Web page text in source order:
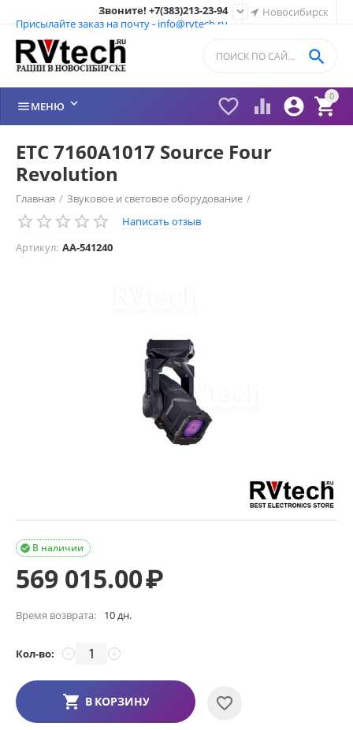
Новосибирск
Звоните! +7(383)213-23-94
Присылайте заказ на почту - info@rvtech.ru

0


 

МЕНЮ 
ETC 7160A1017 Source Four
Revolution
Главная / Звуковое и световое оборудование /
Театральные прожекторы /
Написать отзыв
Артикул: AA-541240
В наличии

569 015.00₽
Время возврата: 10 дн.
Кол-во: +
−
В КОРЗИНУ